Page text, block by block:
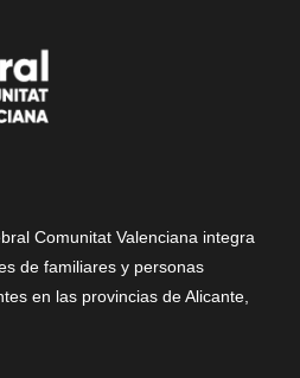
Comunitat Valenciana integra
de familiares y personas
en las provincias de Alicante,